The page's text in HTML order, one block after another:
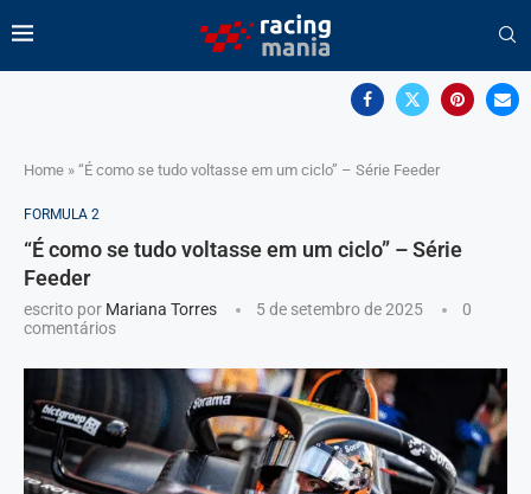
Home » “É como se tudo voltasse em um ciclo” – Série Feeder
FORMULA 2
“É como se tudo voltasse em um ciclo” – Série
Feeder
escrito por Mariana Torres 5 de setembro de 2025
0
comentários